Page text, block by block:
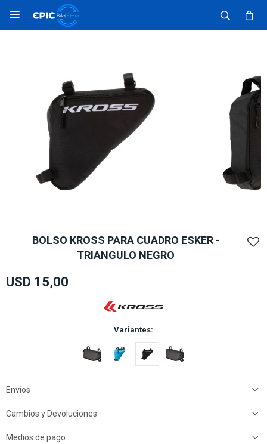

BOLSO KROSS PARA CUADRO ESKER -
TRIANGULO NEGRO
USD 15,00
Variantes:
Envíos
Cambios y Devoluciones
Medios de pago